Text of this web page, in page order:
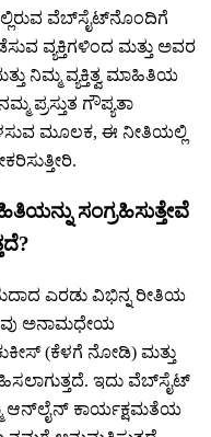
ವೆಬ್‌ಸೈಟ್‌ನೊಂದಿಗೆ
ವ್ಯಕ್ತಿಗಳಿಂದ ಮತ್ತು ಅವರ
ನಿಮ್ಮ ವ್ಯಕ್ತಿತ್ವ ಮಾಹಿತಿಯ
ಪ್ರಸ್ತುತ ಗೌಪ್ಯತಾ
ಮೂಲಕ, ಈ ನೀತಿಯಲ್ಲಿ
ಸಂಗ್ರಹಿಸುತ್ತೇವೆ
ಎರಡು ವಿಭಿನ್ನ ರೀತಿಯ
ಅನಾಮಧೇಯ
(ಕೆಳಗೆ ನೋಡಿ) ಮತ್ತು
ಇದು ವೆಬ್‌ಸೈಟ್
ಆನ್‌ಲೈನ್ ಕಾರ್ಯಕ್ಷಮತೆಯ